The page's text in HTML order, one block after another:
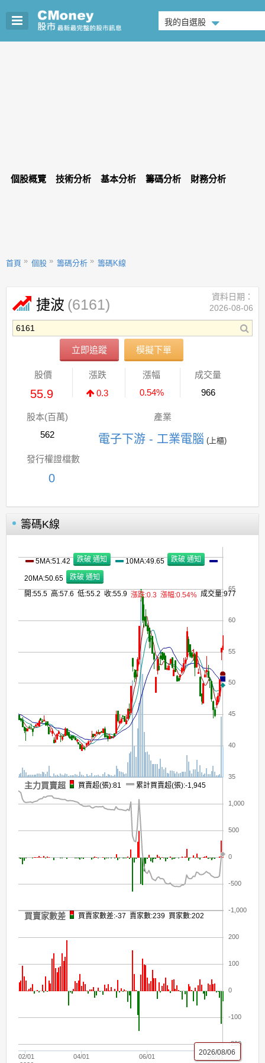
我的自選股
個股概覽 技術分析 基本分析 籌碼分析 財務分析
首頁 個股 籌碼分析 籌碼K線
捷波 (6161)
立即追蹤 模擬下單
資料日期：
2026-08-06
股價
55.9
漲跌
0.3
漲幅
0.54%
成交量
966
股本(百萬)
562
產業
電子下游 - 工業電腦 (上櫃)
發行權證檔數
0
籌碼K線
02/01
04/01 06/01 08/01
35
40
45
50
55
60
65
-1,000
-500
0
500
1,000
-200
-100
0
100
200
2026/08/06
5MA:51.42 10MA:49.65
20MA:50.65
開:55.5 高:57.6 低:55.2 收:55.9 漲跌:0.3 漲幅:0.54% 成交量:977
主力買賣超 買賣超(張):81 累計買賣超(張):-1,945
買賣家數差 買賣家數差:-37 賣家數:239 買家數:202